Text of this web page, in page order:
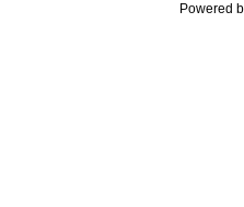
Powered